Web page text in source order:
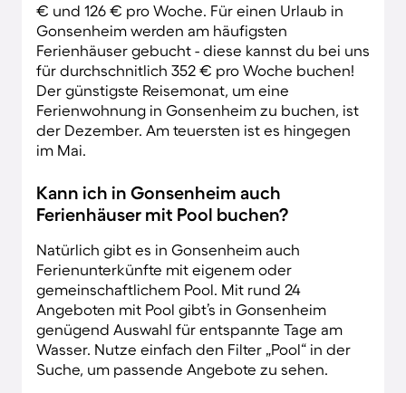
€ und 126 € pro Woche. Für einen Urlaub in
Gonsenheim werden am häufigsten
Ferienhäuser gebucht - diese kannst du bei uns
für durchschnitlich 352 € pro Woche buchen!
Der günstigste Reisemonat, um eine
Ferienwohnung in Gonsenheim zu buchen, ist
der Dezember. Am teuersten ist es hingegen
im Mai.
Kann ich in Gonsenheim auch
Ferienhäuser mit Pool buchen?
Natürlich gibt es in Gonsenheim auch
Ferienunterkünfte mit eigenem oder
gemeinschaftlichem Pool. Mit rund 24
Angeboten mit Pool gibt’s in Gonsenheim
genügend Auswahl für entspannte Tage am
Wasser. Nutze einfach den Filter „Pool“ in der
Suche, um passende Angebote zu sehen.